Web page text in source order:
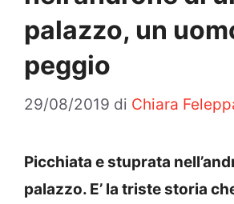
palazzo, un
peggio
29/08/2019 di Chiara
Picchiata e stuprata
palazzo. E’ la triste storia